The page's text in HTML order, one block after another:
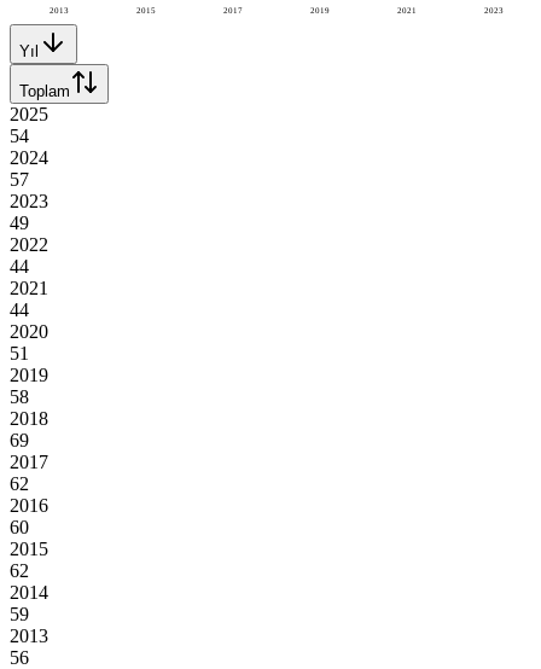
2013 2015 2017 2019 2021 2023
Yıl
Toplam
2025
54
2024
57
2023
49
2022
44
2021
44
2020
51
2019
58
2018
69
2017
62
2016
60
2015
62
2014
59
2013
56